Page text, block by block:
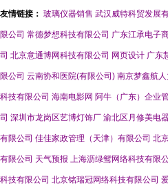
友情链接： 玻璃仪器销售 武汉威特科贸发展
限公司 常德梦想科技有限公司 广东江承电子
司 北京意通博网科技有限公司 网页设计 广东
限公司 云南协和医院(有限公司) 南京梦鑫航
科技有限公司 海南电影网 阿牛（广东）企业
司 深圳市龙岗区艺博灯饰厂 渝北区月修美电
有限公司 佳佳家政管理（天津）有限公司 北
有限公司 天气预报 上海沥绿鸳网络科技有限
科技有限公司 北京铭瑞冠网络科技有限公司